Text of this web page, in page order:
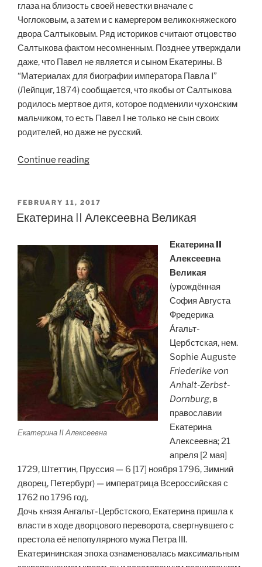
глаза на близость своей невестки вначале с
Чоглоковым, а затем и с камергером великокняжеского
двора Салтыковым. Ряд историков считают отцовство
Салтыкова фактом несомненным. Позднее утверждали
даже, что Павел не является и сыном Екатерины. В
“Материалах для биографии императора Павла I”
(Лейпциг, 1874) сообщается, что якобы от Салтыкова
родилось мертвое дитя, которое подменили чухонским
мальчиком, то есть Павел I не только не сын своих
родителей, но даже не русский.
Continue reading“Император
POSTED
ON
FEBRUARY 11, 2017
Екатерина II Алексеевна Великая
Екатерина II Алексеевна
Екатерина II
Алексеевна
Великая
(урождённая
София Августа
Фредерика
А́гальт-
Цербстская, нем.
Sophie Auguste
Friederike von
Anhalt-Zerbst-
Dornburg, в
православии
Екатерина
Алексеевна; 21
апреля [2 мая]
1729, Штеттин, Пруссия — 6 [17] ноября 1796, Зимний
дворец, Петербург) — императрица Всероссийская с
1762 по 1796 год.
Дочь князя Ангальт-Цербстского, Екатерина пришла к
власти в ходе дворцового переворота, свергнувшего с
престола её непопулярного мужа Петра III.
Екатерининская эпоха ознаменовалась максимальным